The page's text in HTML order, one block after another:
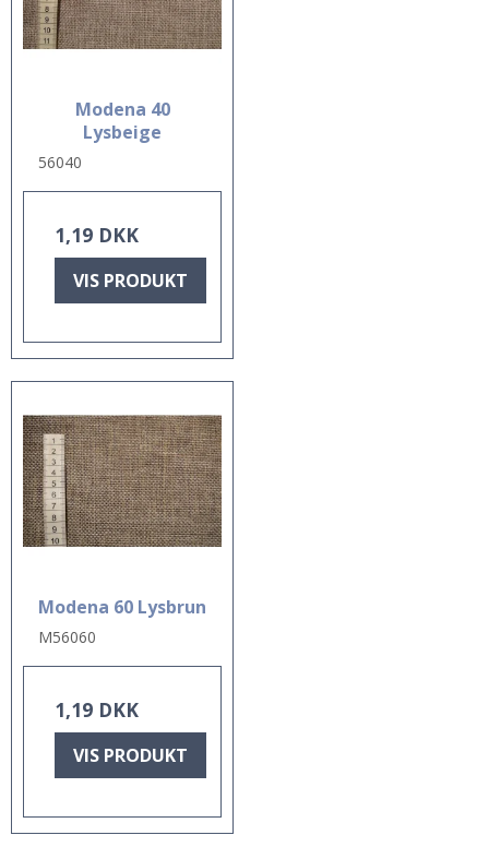
Modena 40
Lysbeige
56040
1,19 DKK
VIS PRODUKT
Modena 60 Lysbrun
M56060
1,19 DKK
VIS PRODUKT